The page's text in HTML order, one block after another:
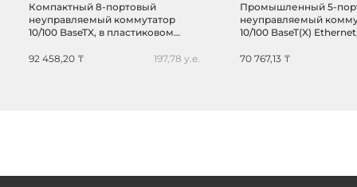
Компактный 8-портовый
неуправляемый коммутатор
10/100 BaseTX, в пластиковом
92 458,20 ₸
197,78 у.е.
Промышленный 5-
неуправляемый
10/100 BaseT(X)
резервируемое
70 767,13 ₸